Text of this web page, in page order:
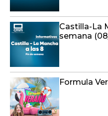
Castilla-La
semana
Formula